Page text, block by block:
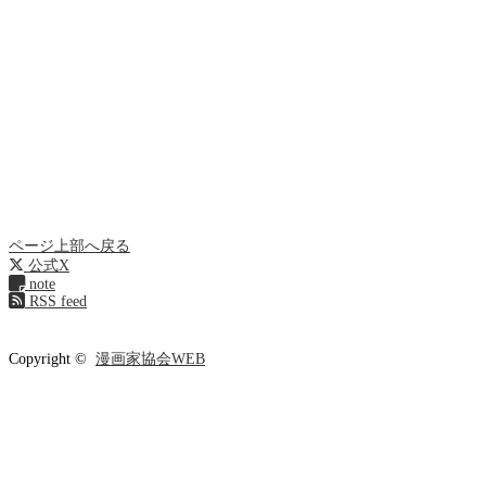
ページ上部へ戻る
公式X
note
RSS feed
Copyright © 漫画家協会WEB